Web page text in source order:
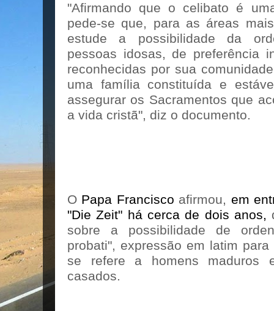
"Afirmando que o celibato é
pede-se que, para as áreas
estude a possibilidade da
pessoas idosas, de preferência
reconhecidas por sua
uma família constituída e
assegurar os Sacramentos que
a vida cristã", diz o documento.
O Papa Francisco afirmou, em
"Die Zeit" há cerca de dois anos,
sobre a possibilidade de
probati", expressão em latim
se refere a homens maduros
casados.